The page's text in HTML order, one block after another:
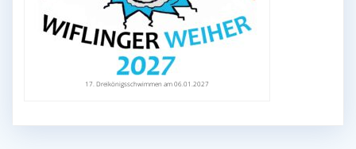
17. Dreikönigsschwimmen am 06.01.2027